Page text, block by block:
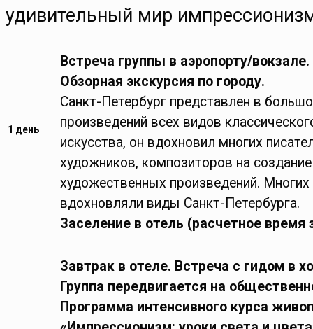
удивительный мир
1 день
Встреча группы в аэропорту/вокзале.
Обзорная экскурсия по городу.
Санкт-Петербург представлен в
произведений всех видов
искусства, он вдохновил многих
художников, композиторов на
художественных произведений.
вдохновляли виды Санкт-Петербурга.
Заселение в отель (расчетное время
Завтрак в отеле. Встреча с гидом в
Группа передвигается на
Программа интенсивного курса